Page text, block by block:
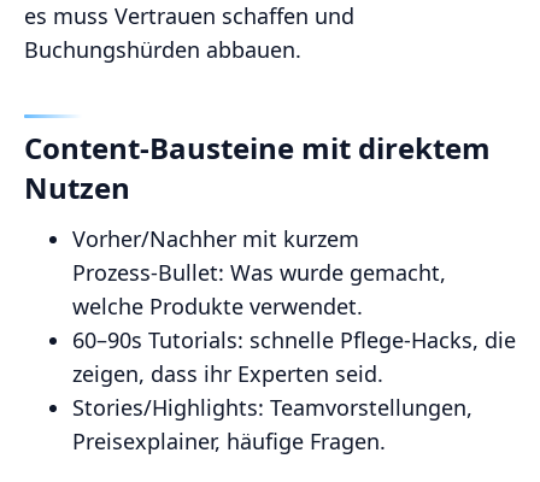
es muss Vertrauen schaffen und
Buchungshürden abbauen.
Content‑Bausteine mit direktem
Nutzen
Vorher/Nachher mit kurzem
Prozess‑Bullet: Was wurde gemacht,
welche Produkte verwendet.
60–90s Tutorials: schnelle Pflege‑Hacks, die
zeigen, dass ihr Experten seid.
Stories/Highlights: Teamvorstellungen,
Preisexplainer, häufige Fragen.